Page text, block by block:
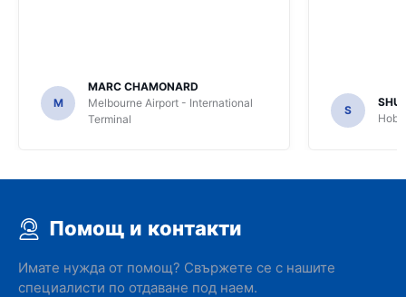
M
MARC CHAMONARD
Melbourne Airport - International
Terminal
S
Помощ и контакти
Имате нужда от помощ? Свържете се с нашите
специалисти по отдаване под наем.